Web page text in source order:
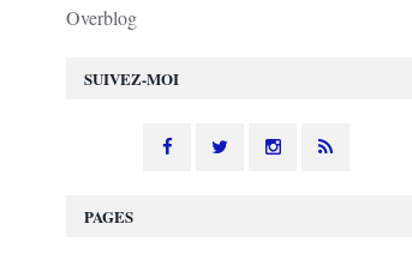
SUIVEZ-MOI
Overblog
PAGES